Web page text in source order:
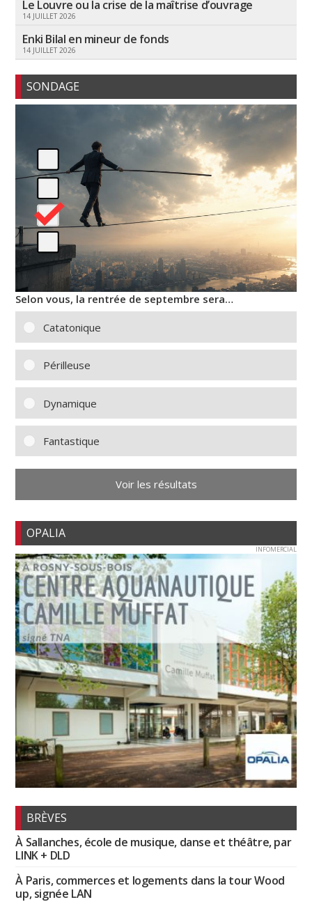
Le Louvre ou la crise de la maîtrise d’ouvrage
14 JUILLET 2026
Enki Bilal en mineur de fonds
14 JUILLET 2026
SONDAGE
Selon vous, la rentrée de septembre sera…
Catatonique
Périlleuse
Dynamique
Fantastique
Voir les résultats
OPALIA
INFOMERCIAL
BRÈVES
À Sallanches, école de musique, danse et théâtre, par
LINK + DLD
À Paris, commerces et logements dans la tour Wood
up, signée LAN